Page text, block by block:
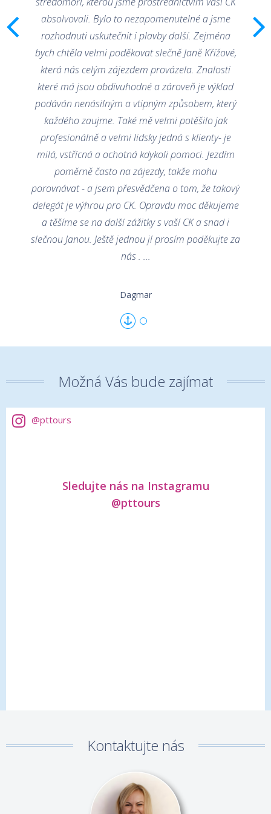
kancelárii PT Tours International s.r.o. za nádhernú
dovolenku. Celý zájezd bol výborne zorganizovaný, loď
bola na veľmi vysokej úrovni a všetky služby na palube
boli profesionálne a kvalitné. Od začátku až do konca
sme si dovolenku maximálne užili.
Osobitné poďakovanie však patrí našej sprievodkyni
Markéte Jirmanovej - Polák. Jej profesionálny prístup bol
skutočne výnimočný. Počas celého pobytu bola
nesmierne ochotná, empatická, spoľahlivá a vždy
pripravená pomocť. Každú situáciu vyriešila s pokojom a
úsmevom, vďaka čomu sme sa cítili príjemne a bez
starostí.
Veľmi oceňujem aj jej rozsiahle vedomosti o všetkých
miestach, ktoré sme navštívili. Jej výklad bol zaujímavý,
pútavý a obohatil celý zážitok z dovolenky. Bolo vidieť, že
svoju prácu robí s nadšením a srdcom.
Takýchto sprievodcov je radosť stretnúť. Markéta
Jirmanová - Polák je skutočná profesionálka a veľká
pridaná hodnota každej cesty. Ešte raz ďakujeme za
nezabudnuteľnú dovolenku a určite budeme PT Tours
A.Sijeričová, 12.06.2026
paní Lenka bola naozaj skvelá sprievodkyňa a výlet s ňou
sme si parádně užili.
Najviac sa nám páčilo, že:
ochotu kazdemu pomoct, dalej je na nej vidno, ze tuto
pracu robi s radostou a laskou, ked bol problem hned ho
nastudovanu, skrtka, je to zena na spravnom mieste a to
viem o com hovorim, kedze s muzom cestujeme uz vyse
20 rokov a nie vzdy su tie sprievodkyne taketo, este v
budoucnosti isto pojdeme s vasou cestovkou a pani
absolvovali. Bylo to nezapomenutelné a jsme
rozhodnuti uskutečnit i plavby další. Zejména
bych chtěla velmi poděkovat slečně Janě Křížové,
která nás celým zájezdem provázela. Znalosti
které má jsou obdivuhodné a zároveň je výklad
podáván nenásilným a vtipným způsobem, který
každého zaujme. Také mě velmi potěšilo jak
profesionálně a velmi lidsky jedná s klienty- je
milá, vstřícná a ochotná kdykoli pomoci. Jezdím
poměrně často na zájezdy, takže mohu
porovnávat - a jsem přesvědčena o tom, že takový
delegát je výhrou pro CK. Opravdu moc děkujeme
a těšíme se na další zážitky s vaší CK a snad i
slečnou Janou. Ještě jednou jí prosím poděkujte za
nás . ...
Dagmar
Možná Vás bude zajímat
@pttours
Sledujte nás na Instagramu
@pttours
Kontaktujte nás